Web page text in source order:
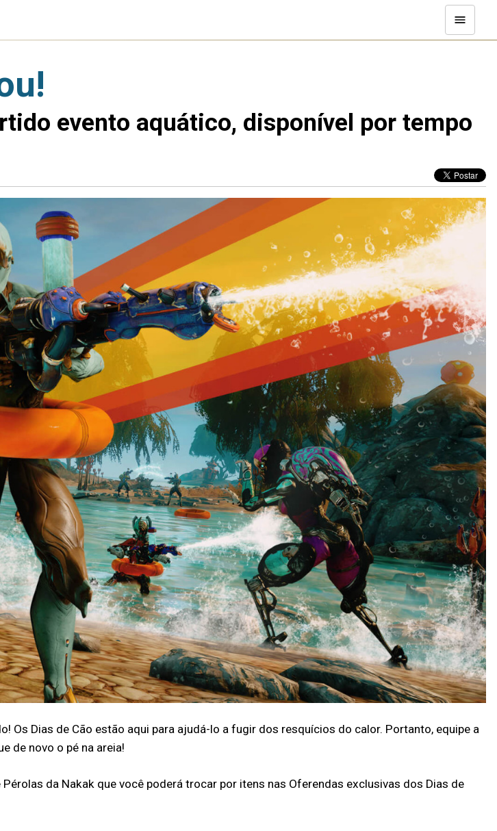
evento aquático, disponível por tempo
Dias de Cão estão aqui para ajudá-lo a fugir dos resquícios do calor. Portanto, equipe a
de novo o pé na areia!
da Nakak que você poderá trocar por itens nas Oferendas exclusivas dos Dias de